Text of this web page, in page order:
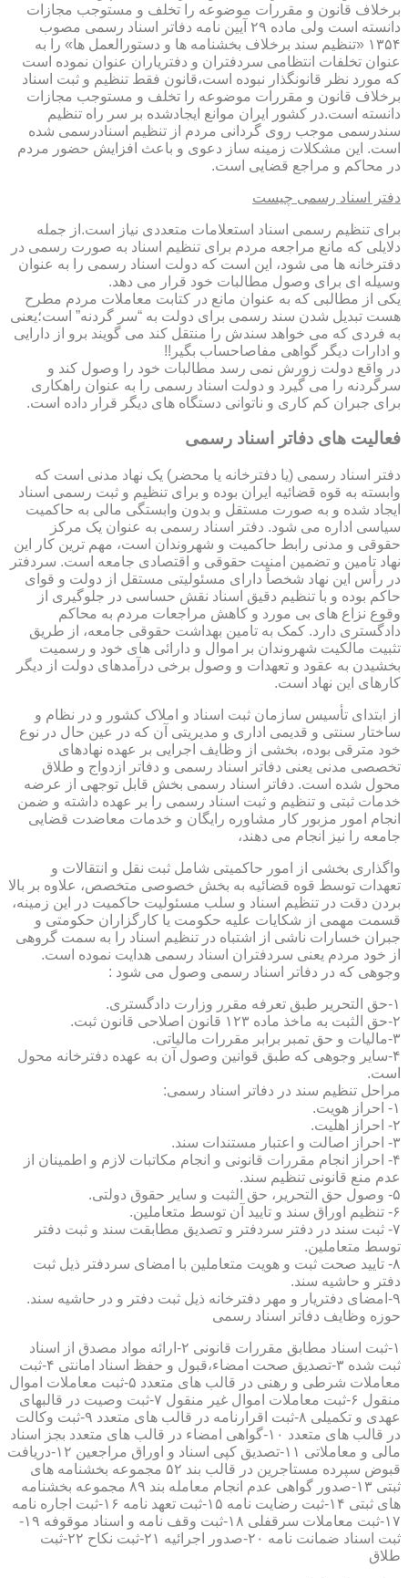
برخلاف قانون و مقررات موضوعه را تخلف و مستوجب مجازات
دانسته است ولی ماده ۲۹ آیین نامه دفاتر اسناد رسمی مصوب
۱۳۵۴ «تنظیم سند برخلاف بخشنامه ها و دستورالعمل ها» را به
عنوان تخلفات انتظامی سردفتران و دفتریاران عنوان نموده است
که مورد نظر قانونگذار نبوده است،قانون فقط تنظیم و ثبت اسناد
برخلاف قانون و مقررات موضوعه را تخلف و مستوجب مجازات
دانسته است.در کشور ایران موانع ایجادشده بر سر راه تنظیم
سندرسمی موجب روی گردانی مردم از تنظیم اسنادرسمی شده
است. این مشکلات زمینه ساز دعوی و باعث افزایش حضور مردم
در محاکم و مراجع قضایی است.
دفتر اسناد رسمی چیست
برای تنظیم رسمی اسناد استعلامات متعددی نیاز است.از جمله
دلایلی که مانع مراجعه مردم برای تنظیم اسناد به صورت رسمی در
دفترخانه ها می شود، این است که دولت اسناد رسمی را به عنوان
وسیله ای برای وصول مطالبات خود قرار می دهد.
یکی از مطالبی که به عنوان مانع در کتابت معاملات مردم مطرح
هست تبدیل شدن سند رسمی برای دولت به “سر گردنه” است؛یعنی
به فردی که می خواهد سندش را منتقل کند می گویند برو از دارایی
و ادارات دیگر گواهی مفاصاحساب بگیر!!
در واقع دولت زورش نمی رسد مطالبات خود را وصول کند و
سرگردنه را می گیرد و دولت اسناد رسمی را به عنوان راهکاری
برای جبران کم کاری و ناتوانی دستگاه های دیگر قرار داده است.
فعالیت های دفاتر اسناد رسمی
دفتر اسناد رسمی (یا دفترخانه یا محضر) یک نهاد مدنی است که
وابسته به قوه قضائیه ایران بوده و برای تنظیم و ثبت رسمی اسناد
ایجاد شده و به صورت مستقل و بدون وابستگی مالی به حاکمیت
سیاسی اداره می شود. دفتر اسناد رسمی به عنوان یک مرکز
حقوقی و مدنی رابط حاکمیت و شهروندان است، مهم ترین کار این
نهاد تامین و تضمین امنیت حقوقی و اقتصادی جامعه است. سردفتر
در رأس این نهاد شخصاً دارای مسئولیتی مستقل از دولت و قوای
حاکم بوده و با تنظیم دقیق اسناد نقش حساسی در جلوگیری از
وقوع نزاع های بی مورد و کاهش مراجعات مردم به محاکم
دادگستری دارد. کمک به تامین بهداشت حقوقی جامعه، از طریق
تثبیت مالکیت شهروندان بر اموال و دارائی های خود و رسمیت
بخشیدن به عقود و تعهدات و وصول برخی درآمدهای دولت از دیگر
کارهای این نهاد است.
از ابتدای تأسیس سازمان ثبت اسناد و املاک کشور و در نظام و
ساختار سنتی و قدیمی اداری و مدیریتی آن که در عین حال در نوع
خود مترقی بوده، بخشی از وظایف اجرایی بر عهده نهادهای
تخصصی مدنی یعنی دفاتر اسناد رسمی و دفاتر ازدواج و طلاق
محول شده است. دفاتر اسناد رسمی بخش قابل توجهی از عرضه
خدمات ثبتی و تنظیم و ثبت اسناد رسمی را بر عهده داشته و ضمن
انجام امور مزبور کار مشاوره رایگان و خدمات معاضدت قضایی
جامعه را نیز انجام می دهند،
واگذاری بخشی از امور حاکمیتی شامل ثبت نقل و انتقالات و
تعهدات توسط قوه قضائیه به بخش خصوصی متخصص، علاوه بر بالا
بردن دقت در تنظیم اسناد و سلب مسئولیت حاکمیت در این زمینه،
قسمت مهمی از شکایات علیه حکومت یا کارگزاران حکومتی و
جبران خسارات ناشی از اشتباه در تنظیم اسناد را به سمت گروهی
از خود مردم یعنی سردفتران اسناد رسمی هدایت نموده است.
وجوهی که در دفاتر اسناد رسمی وصول می شود :
۱-حق التحریر طبق تعرفه مقرر وزارت دادگستری.
۲-حق الثبت به ماخذ ماده ۱۲۳ قانون اصلاحی قانون ثبت.
۳-مالیات و حق تمبر برابر مقررات مالیاتی.
۴-سایر وجوهی که طبق قوانین وصول آن به عهده دفترخانه محول
است.
مراحل تنظیم سند در دفاتر اسناد رسمی:
۱- احراز هویت.
۲- احراز اهلیت.
۳- احراز اصالت و اعتبار مستندات سند.
۴- احراز انجام مقررات قانونی و انجام مکاتبات لازم و اطمینان از
عدم منع قانونی تنظیم سند.
۵- وصول حق التحریر، حق الثبت و سایر حقوق دولتی.
۶- تنظیم اوراق سند و تایید آن توسط متعاملین.
۷- ثبت سند در دفتر سردفتر و تصدیق مطابقت سند و ثبت دفتر
توسط متعاملین.
۸- تایید صحت ثبت و هویت متعاملین با امضای سردفتر ذیل ثبت
دفتر و حاشیه سند.
۹-امضای دفتریار و مهر دفترخانه ذیل ثبت دفتر و در حاشیه سند.
حوزه وظایف دفاتر اسناد رسمی
۱-ثبت اسناد مطابق مقررات قانونی ۲-ارائه مواد مصدق از اسناد
ثبت شده ۳-تصدیق صحت امضاء،قبول و حفظ اسناد امانتی ۴-ثبت
معاملات شرطی و رهنی در قالب های متعدد ۵-ثبت معاملات اموال
منقول ۶-ثبت معاملات اموال غیر منقول ۷-ثبت وصیت در قالبهای
عهدی و تکمیلی ۸-ثبت اقرارنامه در قالب های متعدد ۹-ثبت وکالت
در قالب های متعدد ۱۰-گواهی امضاء در قالب های متعدد بجز اسناد
مالی و معاملاتی ۱۱-تصدیق کپی اسناد و اوراق مراجعین ۱۲-دریافت
قبوض سپرده مستاجرین در قالب بند ۵۲ مجموعه بخشنامه های
ثبتی ۱۳-صدور گواهی عدم انجام معامله بند ۸۹ مجموعه بخشنامه
های ثبتی ۱۴-ثبت رضایت نامه ۱۵-ثبت تعهد نامه ۱۶-ثبت اجاره نامه
۱۷-ثبت معاملات سرقفلی ۱۸-ثبت وقف نامه و اسناد موقوفه ۱۹-
ثبت اسناد ضمانت نامه ۲۰-صدور اجرائیه ۲۱-ثبت نکاح ۲۲-ثبت
طلاق